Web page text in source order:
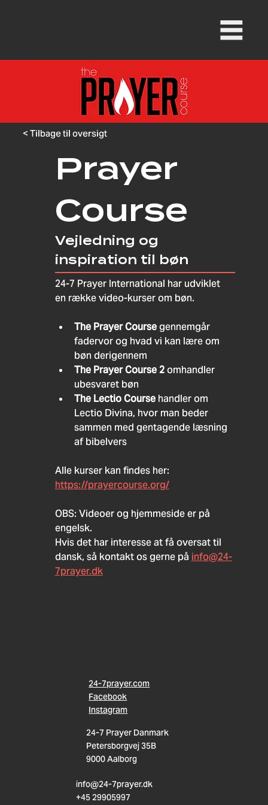
< Tilbage til oversigt
Prayer
Course
Vejledning og
inspiration til bøn
24-7 Prayer International har udviklet
en række video-kurser om bøn.
The Prayer Course gennemgår
fadervor og hvad vi kan lære om
bøn derigennem
The Prayer Course 2 omhandler
ubesvaret bøn
The Lectio Course handler om
Lectio Divina, hvor man beder
sammen med gentagende læsning
af bibelvers
Alle kurser kan findes her:
https://prayercourse.org/
OBS: Videoer og hjemmeside er på
engelsk.
Hvis det har interesse at få oversat til
dansk, så kontakt os gerne på info@24-
7prayer.dk
24-7prayer.com
Facebook
Instagram
info@24-7prayer.dk
+45 29905997
24-7 Prayer Danmark
Petersborgvej 35B
9000 Aalborg